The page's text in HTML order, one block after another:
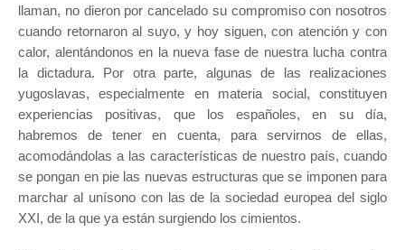
llaman, no dieron por cancelado su compromiso con nosotros
cuando retornaron al suyo, y hoy siguen, con atención y con
calor, alentándonos en la nueva fase de nuestra lucha contra
la dictadura. Por otra parte, algunas de las realizaciones
yugoslavas, especialmente en materia social, constituyen
experiencias positivas, que los españoles, en su día,
habremos de tener en cuenta, para servirnos de ellas,
acomodándolas a las características de nuestro país, cuando
se pongan en pie las nuevas estructuras que se imponen para
marchar al unísono con las de la sociedad europea del siglo
XXI, de la que ya están surgiendo los cimientos.